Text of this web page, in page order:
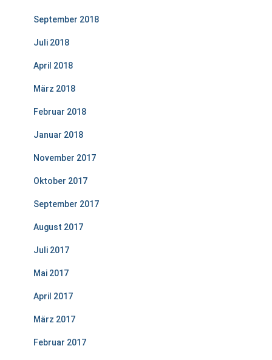
September 2018
Juli 2018
April 2018
März 2018
Februar 2018
Januar 2018
November 2017
Oktober 2017
September 2017
August 2017
Juli 2017
Mai 2017
April 2017
März 2017
Februar 2017